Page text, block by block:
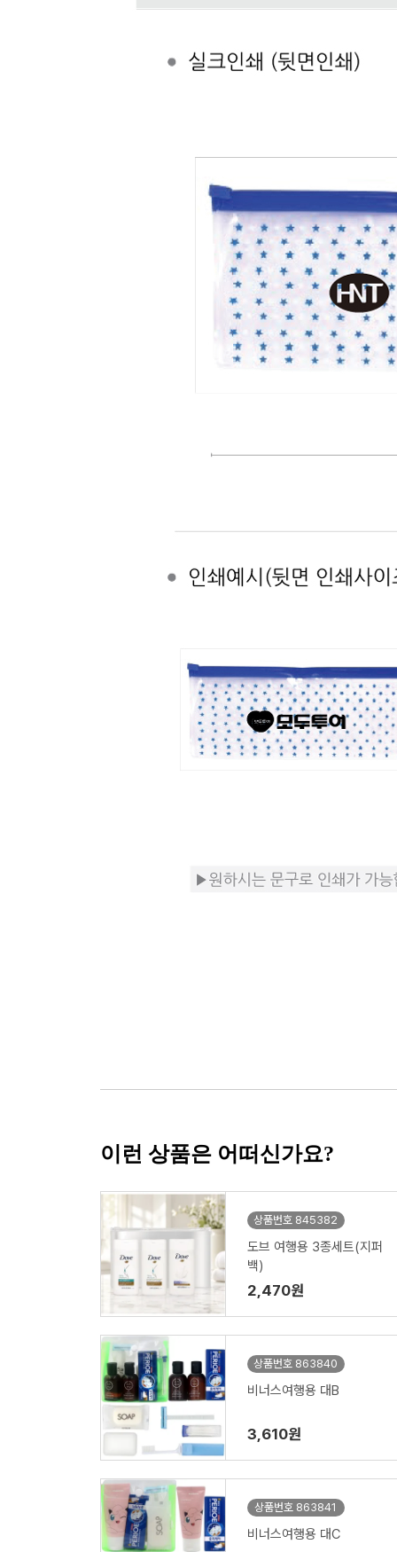
이런 상품은 어떠신가요?
상품번호 845382
도브 여행용 3종세트(지퍼
백)
2,470원
상품번호 863840
비너스여행용 대B
3,610원
상품번호 863841
비너스여행용 대C